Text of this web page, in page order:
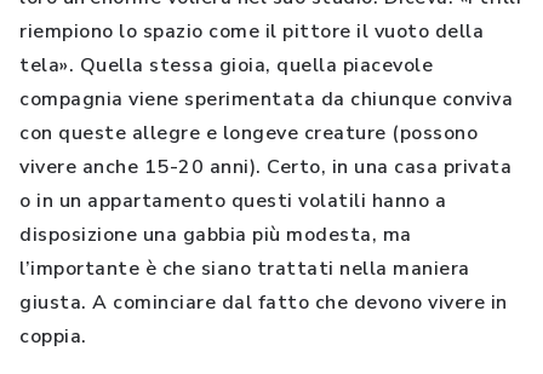
riempiono lo spazio come il pittore il vuoto della
tela». Quella stessa gioia, quella piacevole
compagnia viene sperimentata da chiunque conviva
con queste allegre e longeve creature (possono
vivere anche 15-20 anni). Certo, in una casa privata
o in un appartamento questi volatili hanno a
disposizione una gabbia più modesta, ma
l’importante è che siano trattati nella maniera
giusta. A cominciare dal fatto che devono vivere in
coppia.